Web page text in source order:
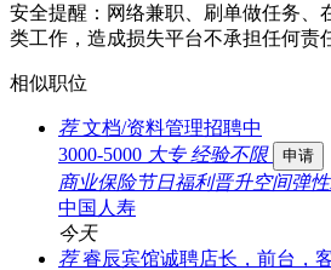
安全提醒：网络兼职、刷单做任务、
类工作，造成损失平台不承担任何责
相似职位
荐 文档/资料管理招聘中
3000-5000 大专 经验不限 申请
商业保险节日福利晋升空间弹
中国人寿
今天
荐 睿辰宾馆诚聘店长，前台，